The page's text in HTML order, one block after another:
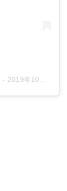
- 2019年10月月12日午後10時42分PDT